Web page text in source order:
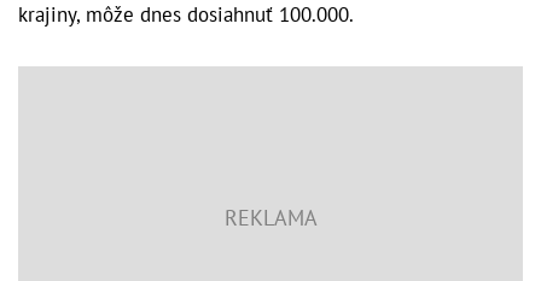
krajiny, môže dnes dosiahnuť 100.000.